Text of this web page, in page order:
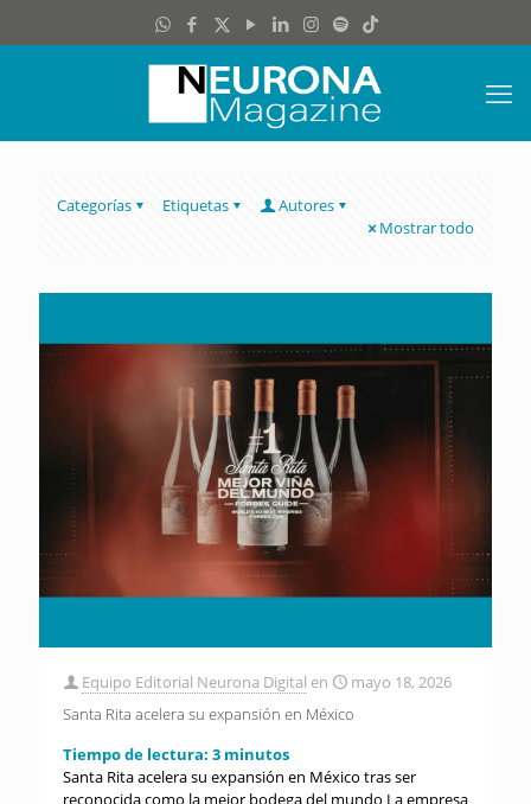
Categorías Etiquetas
Autores
Mostrar todo
Equipo Editorial Neurona Digital en
mayo 18, 2026
Santa Rita acelera su expansión en México
Tiempo de lectura: 3 minutos
Santa Rita acelera su expansión en México tras ser
reconocida como la mejor bodega del mundo La empresa